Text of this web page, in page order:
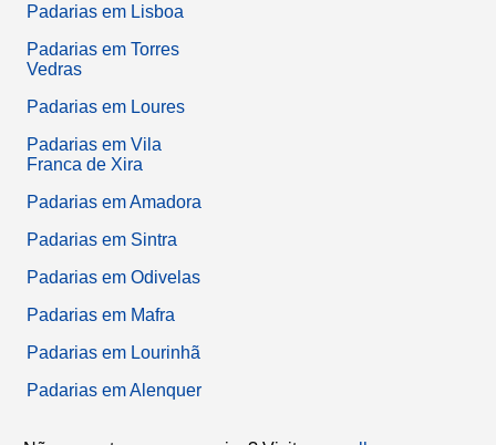
Padarias em Lisboa
Padarias em Torres
Vedras
Padarias em Loures
Padarias em Vila
Franca de Xira
Padarias em Amadora
Padarias em Sintra
Padarias em Odivelas
Padarias em Mafra
Padarias em Lourinhã
Padarias em Alenquer